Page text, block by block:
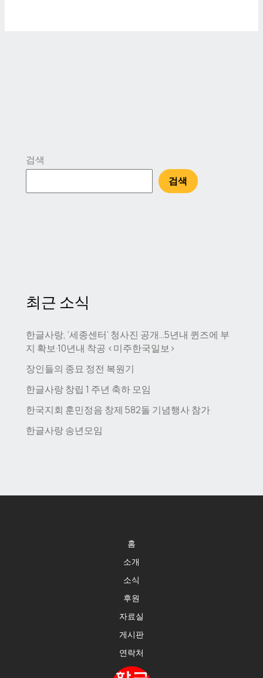
검색
검색
최근 소식
한글사랑, ‘세종센터’ 청사진 공개…5년내 퀸즈에 부
지 확보·10년내 착공 <미주한국일보>
장인들의 종묘 정전 복원기
한글사랑 창립 1 주년 축하 모임
한국지회 훈민정음 창제 582돌 기념행사 참가
한글사랑 송년모임
홈
소개
소식
후원
자료실
게시판
연락처